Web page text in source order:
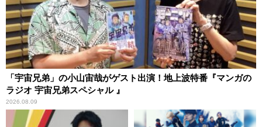
「宇宙兄弟」の小山宙哉がゲスト出演！地上波特番『マンガの
ラジオ 宇宙兄弟スペシャル 』
2026.08.09